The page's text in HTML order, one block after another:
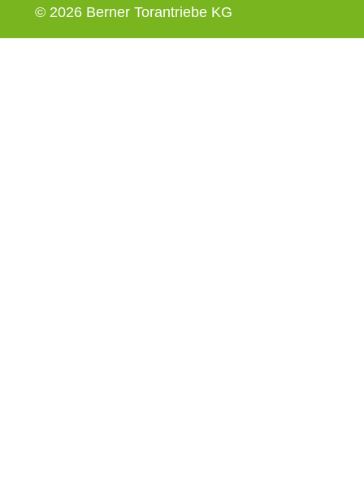
© 2026 Berner Torantriebe KG